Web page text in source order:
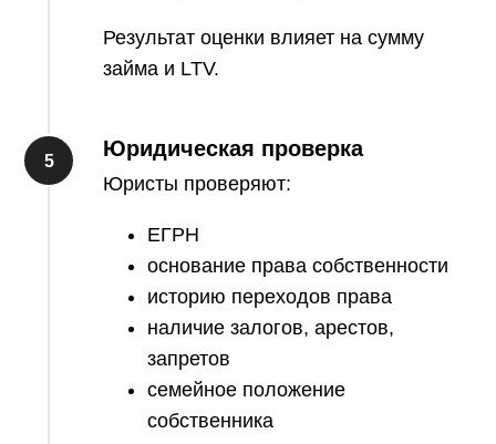
Результат оценки влияет на сумму
займа и LTV.
Юридическая проверка
Юристы проверяют:
ЕГРН
основание права собственности
историю переходов права
наличие залогов, арестов,
запретов
семейное положение
собственника